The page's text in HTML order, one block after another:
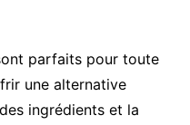
parfaits pour toute
une alternative
ingrédients et la